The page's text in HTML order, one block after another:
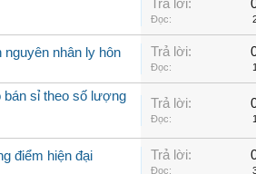
Trả lời:
Đọc:
nguyên nhân ly hôn Trả lời:
Đọc: 1
bán sỉ theo số lượng
Trả lời:
Đọc: 1
điểm hiện đại Trả lời:
Đọc: